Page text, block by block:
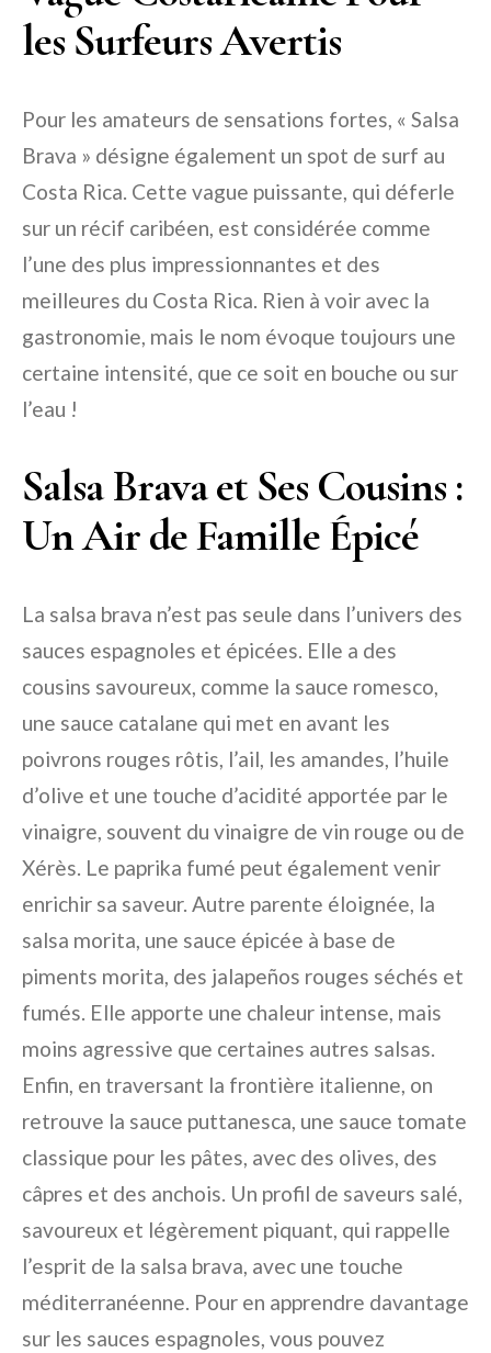
les Surfeurs Avertis
Pour les amateurs de sensations fortes, « Salsa
Brava » désigne également un spot de surf au
Costa Rica. Cette vague puissante, qui déferle
sur un récif caribéen, est considérée comme
l’une des plus impressionnantes et des
meilleures du Costa Rica. Rien à voir avec la
gastronomie, mais le nom évoque toujours une
certaine intensité, que ce soit en bouche ou sur
l’eau !
Salsa Brava et Ses Cousins :
Un Air de Famille Épicé
La salsa brava n’est pas seule dans l’univers des
sauces espagnoles et épicées. Elle a des
cousins savoureux, comme la sauce romesco,
une sauce catalane qui met en avant les
poivrons rouges rôtis, l’ail, les amandes, l’huile
d’olive et une touche d’acidité apportée par le
vinaigre, souvent du vinaigre de vin rouge ou de
Xérès. Le paprika fumé peut également venir
enrichir sa saveur. Autre parente éloignée, la
salsa morita, une sauce épicée à base de
piments morita, des jalapeños rouges séchés et
fumés. Elle apporte une chaleur intense, mais
moins agressive que certaines autres salsas.
Enfin, en traversant la frontière italienne, on
retrouve la sauce puttanesca, une sauce tomate
classique pour les pâtes, avec des olives, des
câpres et des anchois. Un profil de saveurs salé,
savoureux et légèrement piquant, qui rappelle
l’esprit de la salsa brava, avec une touche
méditerranéenne. Pour en apprendre davantage
sur les sauces espagnoles, vous pouvez